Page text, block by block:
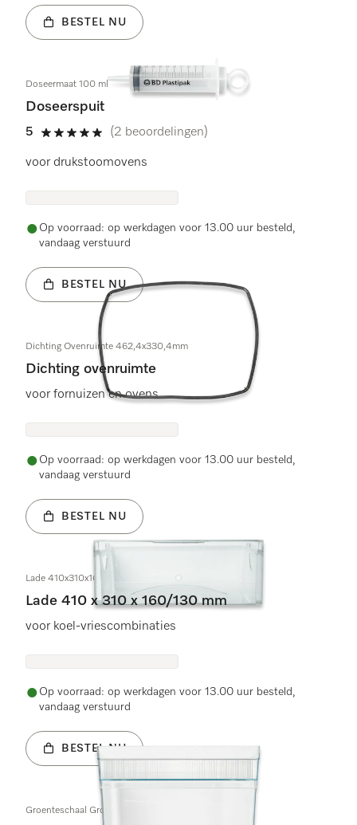
BESTEL NU
Doseermaat 100 ml
Doseerspuit
5
5 sterren van de 5
(2 beoordelingen)
voor drukstoomovens
Op voorraad: op werkdagen voor 13.00 uur besteld,
vandaag verstuurd
BESTEL NU
Dichting Ovenruimte 462,4x330,4mm
Dichting ovenruimte
voor fornuizen en ovens
Op voorraad: op werkdagen voor 13.00 uur besteld,
vandaag verstuurd
BESTEL NU
Lade 410x310x160/130mm
Lade 410 x 310 x 160/130 mm
voor koel-vriescombinaties
Op voorraad: op werkdagen voor 13.00 uur besteld,
vandaag verstuurd
BESTEL NU
Groenteschaal Groot